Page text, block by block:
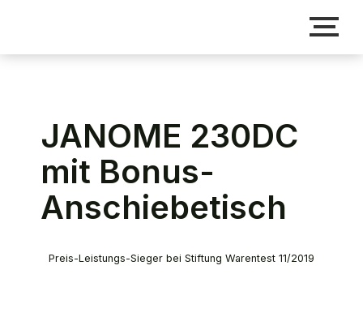
JANOME 230DC
mit Bonus-
Anschiebetisch
Preis-Leistungs-Sieger bei Stiftung Warentest 11/2019